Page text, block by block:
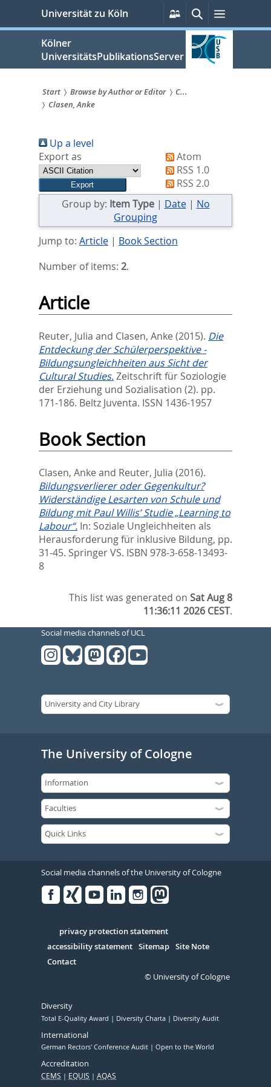
springen
Universität zu Köln
Persönliche
Services
SucheMenü
Kölner
UniversitätsPublikationsServer
Sie
sind
hier:
Start Browse by Author or Editor
C...
Clasen, Anke
Up a level
Export as
Atom
RSS 1.0
RSS 2.0
Group by: Item Type| Date| No
Grouping
Jump to: Article| Book Section
Number of items: 2.
Article
Reuter, Julia and Clasen, Anke (2015). Die
Entdeckung der Schülerperspektive -
Bildungsungleichheiten aus Sicht der
Cultural Studies.Zeitschrift für Soziologie
der Erziehung und Sozialisation (2). pp.
171-186. Beltz Juventa. ISSN 1436-1957
Book Section
Clasen, Anke and Reuter, Julia (2016).
Bildungsverlierer oder Gegenkultur?
Widerständige Lesarten von Schule und
Bildung mit Paul Willis’ Studie „Learning to
Labour“. In: Soziale Ungleichheiten als
Herausforderung für inklusive Bildung, pp.
31-45. Springer VS. ISBN 978-3-658-13493-
8
This list was generated onSat Aug 8
11:36:11 2026 CEST.
Social media channels of UCL
The University of Cologne
Social media channels of the University of Cologne
Serivce
privacy protection statement
accessibility statement Sitemap Site Note
Contact
© University of Cologne
Diversity
Total E-Quality Award Diversity Charta Diversity Audit
International
German Rectors' Conference Audit Open to the World
Accreditation
CEMS EQUIS AQAS